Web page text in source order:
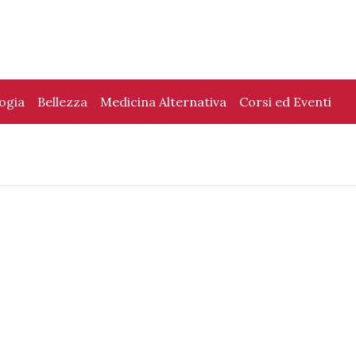
Bellezza Medicina Alternativa Corsi ed Eventi